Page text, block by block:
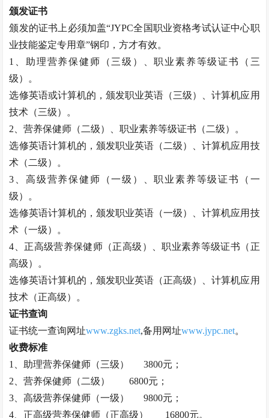
颁发证书
颁发的证书上必须加盖“JYPC全国职业资格考试认证中心职
业技能鉴定专用章”钢印，方才有效。
1、助理营养保健师 （三级）、职业素养等级证书（三
级）。
选修英语或计算机的，颁发职业英语（三级）、计算机应用
技术（三级）。
2、营养保健师 （二级）、职业素养等级证书（二级）。
选修英语计算机的，颁发职业英语（二级）、计算机应用技
术（二级）。
3、高级营养保健师 （一级）、职业素养等级证书（一
级）。
选修英语计算机的，颁发职业英语（一级）、计算机应用技
术（一级）。
4、正高级营养保健师 （正高级）、职业素养等级证书（正
高级）。
选修英语计算机的，颁发职业英语（正高级）、计算机应用
技术（正高级）。
证书查询
证书统一查询网址www.zgks.net,备用网址www.jypc.net。
收费标准
1、助理营养保健师 （三级）
3800元；
2、营养保健师 （二级）
6800元；
3、高级营养保健师 （一级）
9800元；
4、正高级营养保健师 （正高级） 16800元。